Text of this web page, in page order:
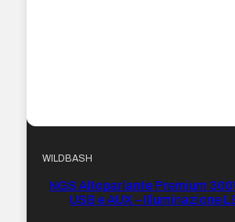
WILDBASH
NGS Altoparlante Premium
USB e AUX – Illuminazione